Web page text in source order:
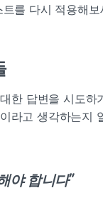
를 다시 적용해보
한 답변을 시도
라고 생각하는지
야 합니다”